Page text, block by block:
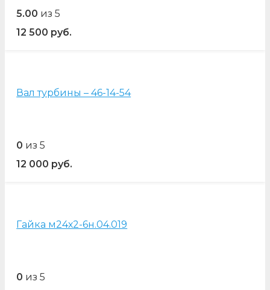
5.00 из 5
12 500 руб.
Вал турбины – 46-14-54
0 из 5
12 000 руб.
Гайка м24х2-6н.04.019
0 из 5